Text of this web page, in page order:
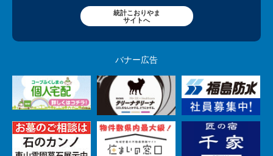
統計こおりやま
サイトへ
バナー広告